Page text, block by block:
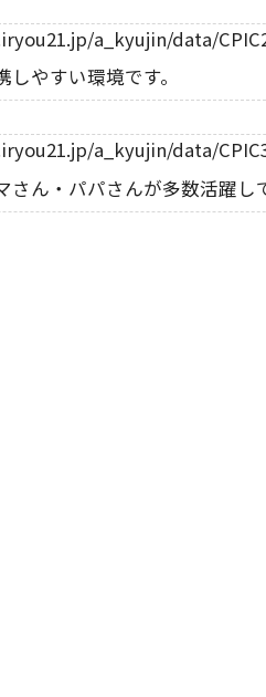
やすい環境です。
さん・パパさんが多数活躍し